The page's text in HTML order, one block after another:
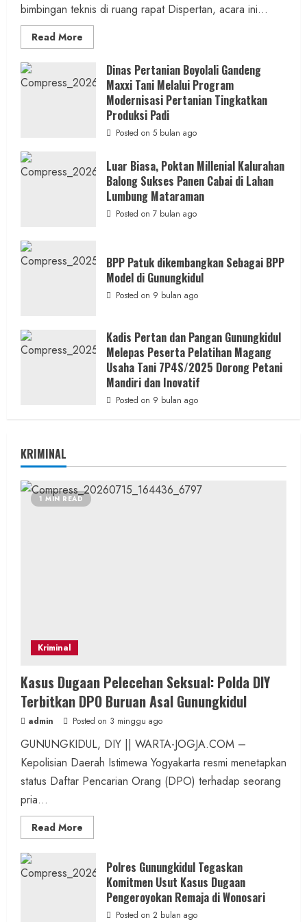
bimbingan teknis di ruang rapat Dispertan, acara ini...
Read More
more
Dinas
Pertanian
Boyolali
Gelar
Pelatihan
Budidaya
Singkong
Wujudkan
Kesejahteraan
Petani
Dinas Pertanian Boyolali Gandeng
Maxxi Tani Melalui Program
Modernisasi Pertanian Tingkatkan
Produksi Padi
Posted on 5 bulan ago
Luar Biasa, Poktan Millenial Kalurahan
Balong Sukses Panen Cabai di Lahan
Lumbung Mataraman
Posted on 7 bulan ago
BPP Patuk dikembangkan Sebagai BPP
Model di Gunungkidul
Posted on 9 bulan ago
Kadis Pertan dan Pangan Gunungkidul
Melepas Peserta Pelatihan Magang
Usaha Tani 7P4S/2025 Dorong Petani
Mandiri dan Inovatif
Posted on 9 bulan ago
KRIMINAL
1 MIN READ
Kriminal
Kasus Dugaan Pelecehan Seksual: Polda DIY
Terbitkan DPO Buruan Asal Gunungkidul
admin Posted on 3 minggu ago
GUNUNGKIDUL, DIY || WARTA-JOGJA.COM –
Kepolisian Daerah Istimewa Yogyakarta resmi menetapkan
status Daftar Pencarian Orang (DPO) terhadap seorang
pria...
Read More
more
Dugaan
Pelecehan
Seksual:
Polda
Terbitkan
Polres Gunungkidul Tegaskan
Komitmen Usut Kasus Dugaan
Pengeroyokan Remaja di Wonosari
Posted on 2 bulan ago